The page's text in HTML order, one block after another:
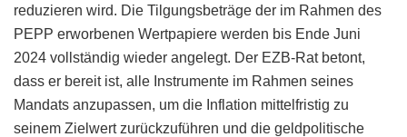
reduzieren wird. Die Tilgungsbeträge der im Rahmen des
PEPP erworbenen Wertpapiere werden bis Ende Juni
2024 vollständig wieder angelegt. Der EZB-Rat betont,
dass er bereit ist, alle Instrumente im Rahmen seines
Mandats anzupassen, um die Inflation mittelfristig zu
seinem Zielwert zurückzuführen und die geldpolitische